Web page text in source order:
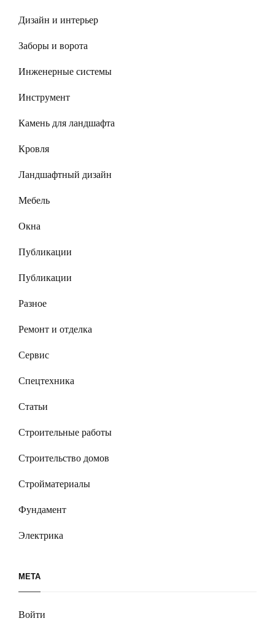
Дизайн и интерьер
Заборы и ворота
Инженерные системы
Инструмент
Камень для ландшафта
Кровля
Ландшафтный дизайн
Мебель
Окна
Публикации
Публикации
Разное
Ремонт и отделка
Сервис
Спецтехника
Статьи
Строительные работы
Строительство домов
Стройматериалы
Фундамент
Электрика
МЕТА
Войти